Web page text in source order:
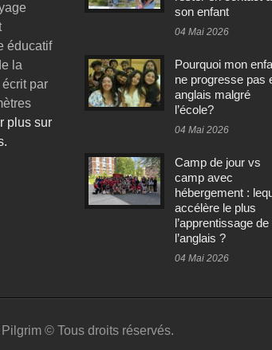
éducatif
la
par
plus sur
son enfant
04 Mai 2026
Pourquoi mon
ne progresse pas
anglais malgré
l’école?
04 Mai 2026
Camp de jour vs
camp avec
hébergement :
accélère le plus
l’apprentissage de
l’anglais ?
04 Mai 2026
© Tous droits réservés.